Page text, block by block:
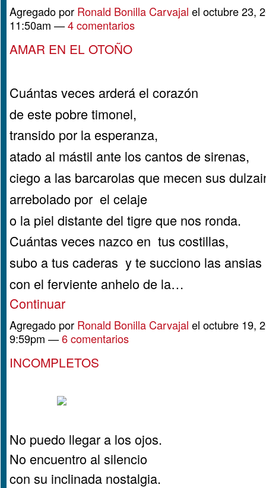
Agregado por Ronald Bonilla Carvajal el octubre 23,
11:50am —4 comentarios
AMAR EN EL OTOÑO
Cuántas veces arderá el corazón
de este pobre timonel,
transido por la esperanza,
atado al mástil ante los cantos de sirenas,
ciego a las barcarolas que mecen sus
arrebolado por el celaje
o la piel distante del tigre que nos ronda.
Cuántas veces nazco en tus costillas,
subo a tus caderas y te succiono las ansias
con el ferviente anhelo de la…
Continuar
Agregado por Ronald Bonilla Carvajal el octubre 19,
9:59pm —6 comentarios
INCOMPLETOS
No puedo llegar a los ojos.
No encuentro al silencio
con su inclinada nostalgia.